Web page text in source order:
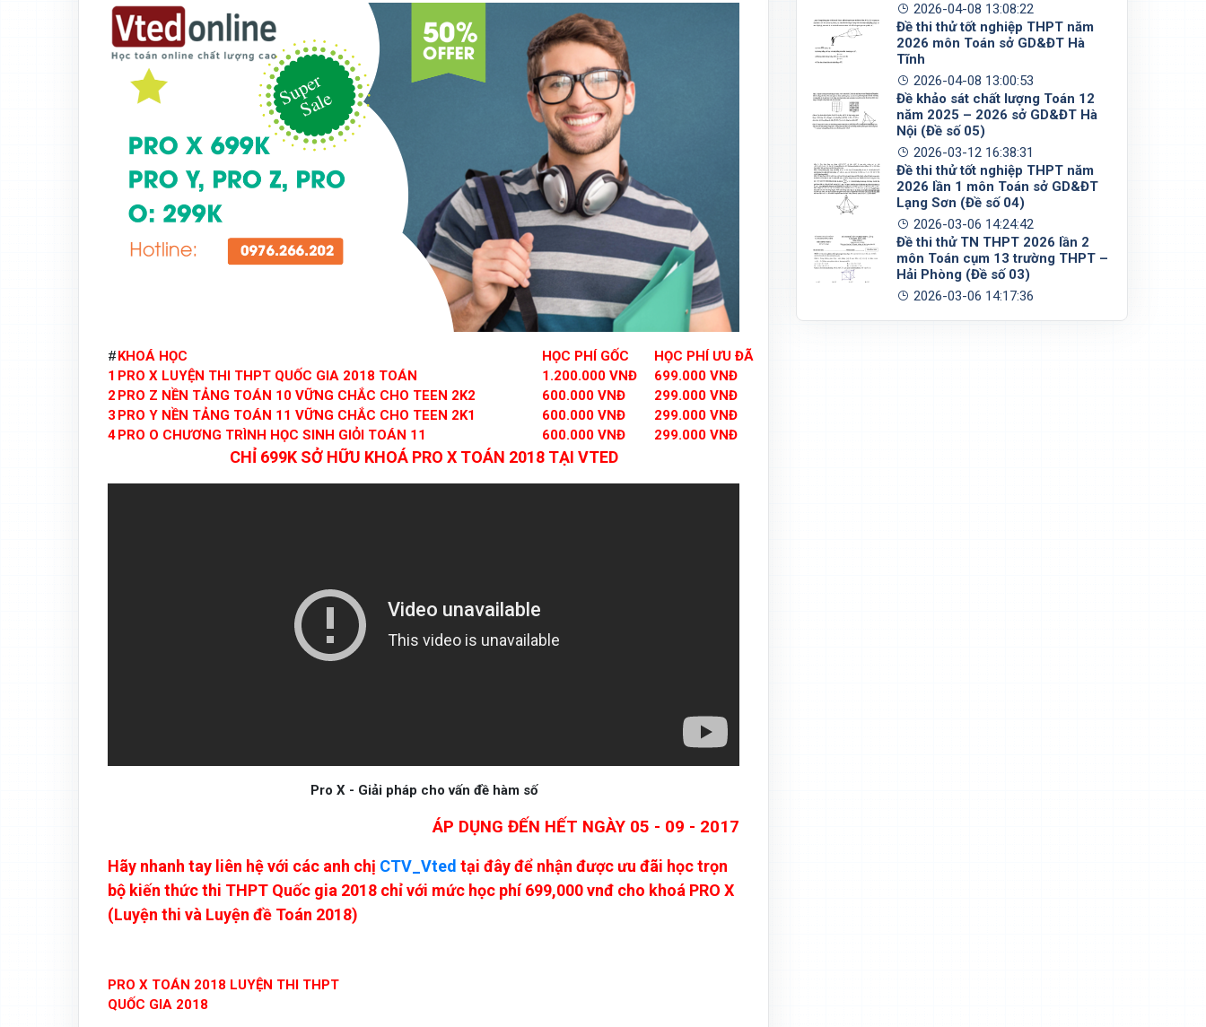
#KHOÁ HỌC HỌC PHÍ GỐC
HỌC PHÍ ƯU ĐÃI
1 PRO X LUYỆN THI THPT QUỐC GIA 2018 TOÁN 1.200.000 VNĐ
699.000 VNĐ
2 PRO Z NỀN TẢNG TOÁN 10 VỮNG CHẮC CHO TEEN 2K2 600.000 VNĐ
299.000 VNĐ
3 PRO Y NỀN TẢNG TOÁN 11 VỮNG CHẮC CHO TEEN 2K1 600.000 VNĐ
299.000 VNĐ
4PRO O CHƯƠNG TRÌNH HỌC SINH GIỎI TOÁN 11 600.000 VNĐ 299.000 VNĐ
CHỈ 699K SỞ HỮU KHOÁ PRO X TOÁN 2018 TẠI VTED
Pro X - Giải pháp cho vấn đề hàm số
ÁP DỤNG ĐẾN HẾT NGÀY 05 - 09 - 2017
Hãy nhanh tay liên hệ với các anh chị CTV_Vted tại đây để nhận được ưu đãi học trọn
bộ kiến thức thi THPT Quốc gia 2018 chỉ với mức học phí 699,000 vnđ cho khoá PRO X
(Luyện thi và Luyện đề Toán 2018)
PRO X TOÁN 2018 LUYỆN THI THPT
QUỐC GIA 2018
2026-04-08 13:08:22
Đề thi thử tốt nghiệp THPT năm
2026 môn Toán sở GD&ĐT Hà
Tĩnh
2026-04-08 13:00:53
Đề khảo sát chất lượng Toán 12
năm 2025 – 2026 sở GD&ĐT Hà
Nội (Đề số 05)
2026-03-12 16:38:31
Đề thi thử tốt nghiệp THPT năm
2026 lần 1 môn Toán sở GD&ĐT
Lạng Sơn (Đề số 04)
2026-03-06 14:24:42
Đề thi thử TN THPT 2026 lần 2
môn Toán cụm 13 trường THPT –
Hải Phòng (Đề số 03)
2026-03-06 14:17:36